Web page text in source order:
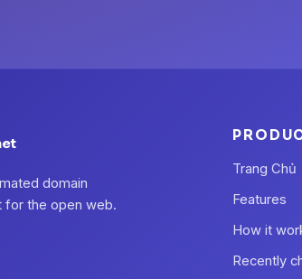
domain
the open web.
Trang Chủ
Features
How it
Recently